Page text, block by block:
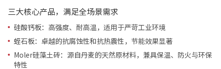
三大核心产品，满足全场景需求
硅酸钙板：高强度、耐高温，适用于严苛工业环境
蛭石板：卓越的抗腐蚀性和抗热震性，节能效果显著
Moler硅藻土砖：源自丹麦的天然原材料，兼具保温、防火与环保
特性